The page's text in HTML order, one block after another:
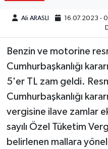
Ali ARASLI 16.07.2023 -
Benzin ve motorine
Cumhurbaşkanlığı
5'er TL zam geldi.
Cumhurbaşkanlığı
vergisine ilave zamlar
sayılı Özel Tüketim
belirlenen mallara